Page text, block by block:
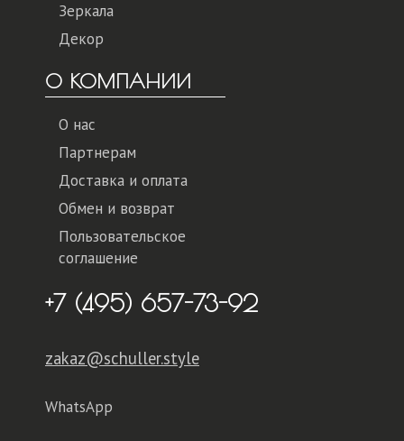
Зеркала
Декор
О КОМПАНИИ
О нас
Партнерам
Доставка и оплата
Обмен и возврат
Пользовательское
соглашение
+7 (495) 657-73-92
zakaz@schuller.style
WhatsApp